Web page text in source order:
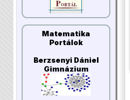
Matematika
Portálok
Berzsenyi Dániel
Gimnázium